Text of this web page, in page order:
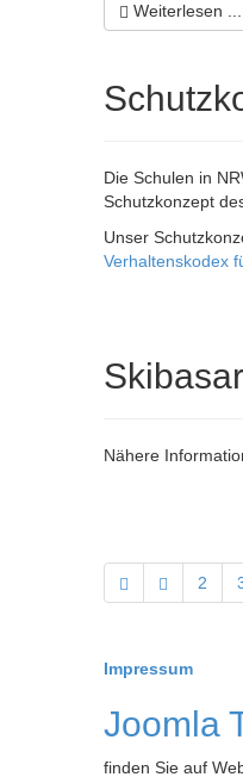
Weiterlesen ...
Die Schulen in
Schutzkonzept
Unser
Verhaltenskodex
Nähere
2
Impressum
Joomla
finden Sie auf